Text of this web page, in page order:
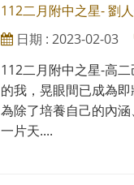
112二月附中之星- 劉
日期 : 2023-02-03
112二月附中之星-高
的我，晃眼間已成為
為除了培養自己的內
一片天....